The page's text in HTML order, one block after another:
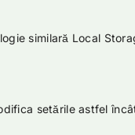
similară Local
setările astfel